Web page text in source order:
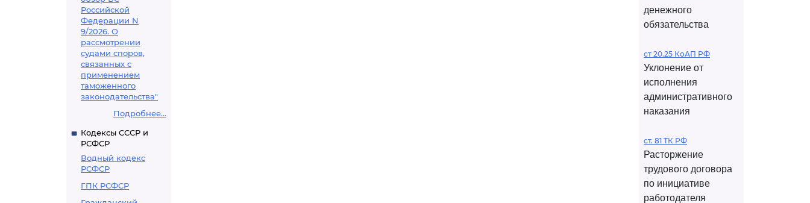
Российской
Федерации N
9/2026. О
рассмотрении
судами споров,
связанных с
применением
таможенного
законодательства"
Подробнее...
Кодексы СССР и
РСФСР
Водный кодекс
РСФСР
ГПК РСФСР
денежного
обязательства
ст 20.25 КоАП РФ
Уклонение от
исполнения
административного
наказания
ст. 81 ТК РФ
Расторжение
трудового договора
по инициативе
работодателя